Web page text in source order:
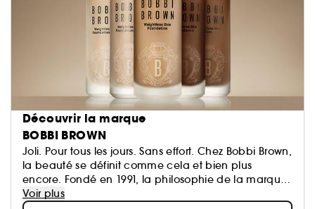
Découvrir la marque
BOBBI BROWN
Joli. Pour tous les jours. Sans effort. Chez Bobbi Brown,
la beauté se définit comme cela et bien plus
encore. Fondé en 1991, la philosophie de la marque
est de faire ressortir la beauté naturelle de chaque
Voir plus